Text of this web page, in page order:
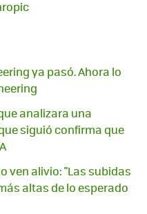
ya pasó. Ahora lo
analizara una
siguió confirma que
ven alivio: "Las subidas
altas de lo esperado